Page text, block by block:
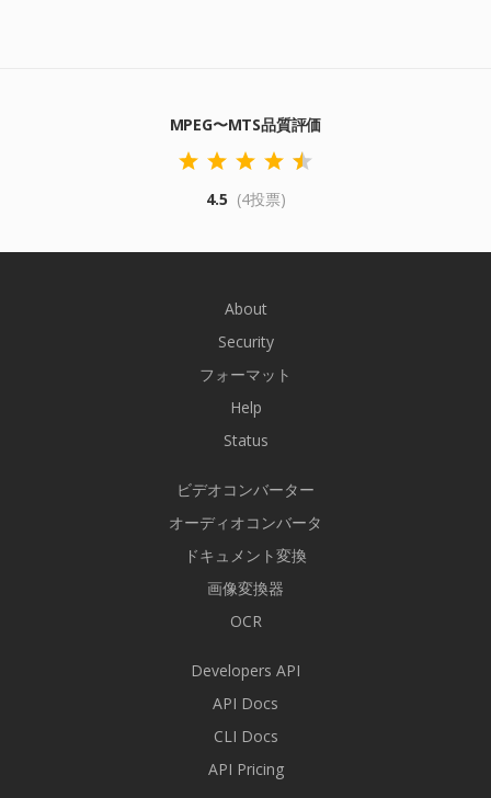
MPEG〜MTS品質評価
4.5 (4投票)
About
Security
フォーマット
Help
Status
ビデオコンバーター
オーディオコンバータ
ドキュメント変換
画像変換器
OCR
Developers API
API Docs
CLI Docs
API Pricing